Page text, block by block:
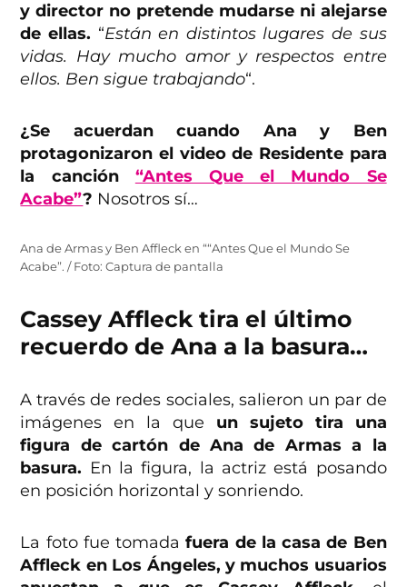
y director no pretende mudarse ni alejarse
de ellas. “Están en distintos lugares de sus
vidas. Hay mucho amor y respectos entre
ellos. Ben sigue trabajando“.
¿Se acuerdan cuando Ana y Ben
protagonizaron el video de Residente para
la canción “Antes Que el Mundo Se
Acabe”? Nosotros sí…
Ana de Armas y Ben Affleck en ““Antes Que el Mundo Se
Acabe”. / Foto: Captura de pantalla
Cassey Affleck tira el último
recuerdo de Ana a la basura…
A través de redes sociales, salieron un par de
imágenes en la que un sujeto tira una
figura de cartón de Ana de Armas a la
basura. En la figura, la actriz está posando
en posición horizontal y sonriendo.
La foto fue tomada fuera de la casa de Ben
Affleck en Los Ángeles, y muchos usuarios